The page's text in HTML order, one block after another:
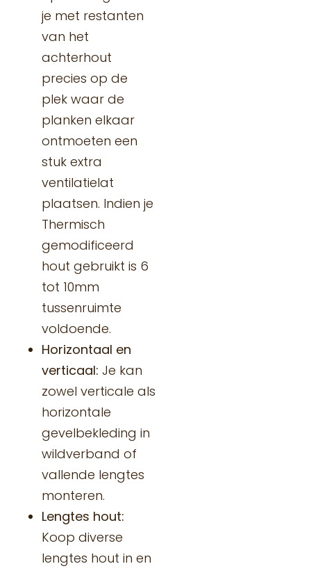
je met restanten
van het
achterhout
precies op de
plek waar de
planken elkaar
ontmoeten een
stuk extra
ventilatielat
plaatsen. Indien je
Thermisch
gemodificeerd
hout gebruikt is 6
tot 10mm
tussenruimte
voldoende.
Horizontaal en
verticaal: Je kan
zowel verticale als
horizontale
gevelbekleding in
wildverband of
vallende lengtes
monteren.
Lengtes hout:
Koop diverse
lengtes hout in en